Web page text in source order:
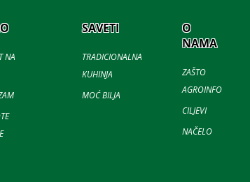
NA
SAVETI
TRADICIONALNA
KUHINJA
MOĆ BILJA
O
NAMA
ZAŠTO
AGROINFO
CILJEVI
NAČELO